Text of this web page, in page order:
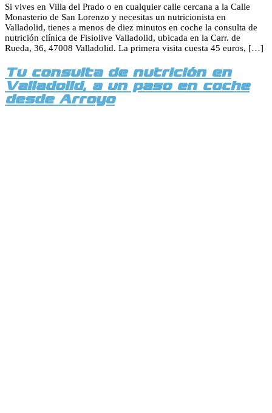
Si vives en Villa del Prado o en cualquier calle cercana a la Calle
Monasterio de San Lorenzo y necesitas un nutricionista en
Valladolid, tienes a menos de diez minutos en coche la consulta de
nutrición clínica de Fisiolive Valladolid, ubicada en la Carr. de
Rueda, 36, 47008 Valladolid. La primera visita cuesta 45 euros, […]
Tu consulta de nutrición en
Valladolid, a un paso en coche
desde Arroyo